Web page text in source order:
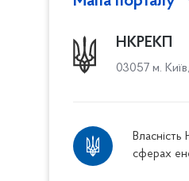
НКРЕКП
03057 м.
Власність
сферах